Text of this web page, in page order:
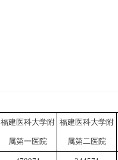
福建医科大学附
属第一医院
福建医科大学附
属第二医院